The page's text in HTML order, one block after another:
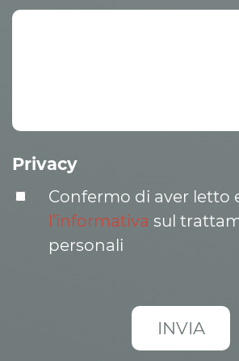
Privacy
Confermo di aver letto
l’informativa sul
personali